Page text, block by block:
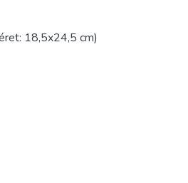
18,5x24,5 cm)